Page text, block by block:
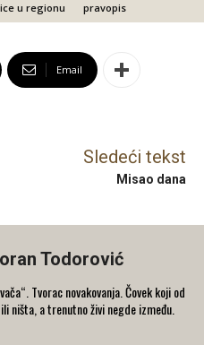
u regionu pravopis
Email
Sledeći tekst
Misao dana
Todorović
Tvorac novakovanja. Čovek koji od
ništa, a trenutno živi negde između.